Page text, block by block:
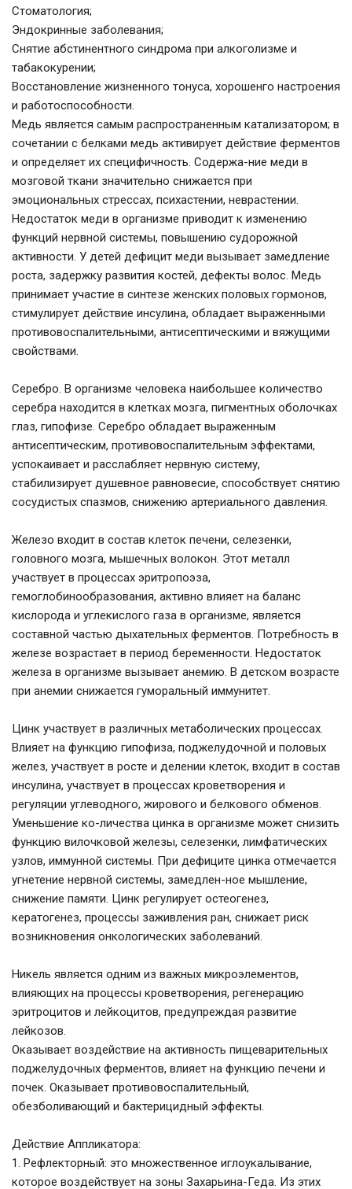
Стоматология;
Эндокринные заболевания;
Снятие абстинентного синдрома при алкоголизме и
табакокурении;
Восстановление жизненного тонуса, хорошенго настроения
и работоспособности.
Медь является самым распространенным катализатором; в
сочетании с белками медь активирует действие ферментов
и определяет их специфичность. Содержа-ние меди в
мозговой ткани значительно снижается при
эмоциональных стрессах, психастении, неврастении.
Недостаток меди в организме приводит к изменению
функций нервной системы, повышению судорожной
активности. У детей дефицит меди вызывает замедление
роста, задержку развития костей, дефекты волос. Медь
принимает участие в синтезе женских половых гормонов,
стимулирует действие инсулина, обладает выраженными
противовоспалительными, антисептическими и вяжущими
свойствами.
Серебро. В организме человека наибольшее количество
серебра находится в клетках мозга, пигментных оболочках
глаз, гипофизе. Серебро обладает выраженным
антисептическим, противовоспалительным эффектами,
успокаивает и расслабляет нервную систему,
стабилизирует душевное равновесие, способствует снятию
сосудистых спазмов, снижению артериального давления.
Железо входит в состав клеток печени, селезенки,
головного мозга, мышечных волокон. Этот металл
участвует в процессах эритропоэза,
гемоглобинообразования, активно влияет на баланс
кислорода и углекислого газа в организме, является
составной частью дыхательных ферментов. Потребность в
железе возрастает в период беременности. Недостаток
железа в организме вызывает анемию. В детском возрасте
при анемии снижается гуморальный иммунитет.
Цинк участвует в различных метаболических процессах.
Влияет на функцию гипофиза, поджелудочной и половых
желез, участвует в росте и делении клеток, входит в состав
инсулина, участвует в процессах кроветворения и
регуляции углеводного, жирового и белкового обменов.
Уменьшение ко-личества цинка в организме может снизить
функцию вилочковой железы, селезенки, лимфатических
узлов, иммунной системы. При дефиците цинка отмечается
угнетение нервной системы, замедлен-ное мышление,
снижение памяти. Цинк регулирует остеогенез,
кератогенез, процессы заживления ран, снижает риск
возникновения онкологических заболеваний.
Никель является одним из важных микроэлементов,
влияющих на процессы кроветворения, регенерацию
эритроцитов и лейкоцитов, предупреждая развитие
лейкозов.
Оказывает воздействие на активность пищеварительных
поджелудочных ферментов, влияет на функцию печени и
почек. Оказывает противовоспалительный,
обезболивающий и бактерицидный эффекты.
Действие Аппликатора:
1. Рефлекторный: это множественное иглоукалывание,
которое воздействует на зоны Захарьина-Геда. Из этих